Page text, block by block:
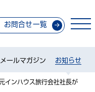
お問合せ一覧
メールマガジン お知らせ
インハウス旅行会社社長が